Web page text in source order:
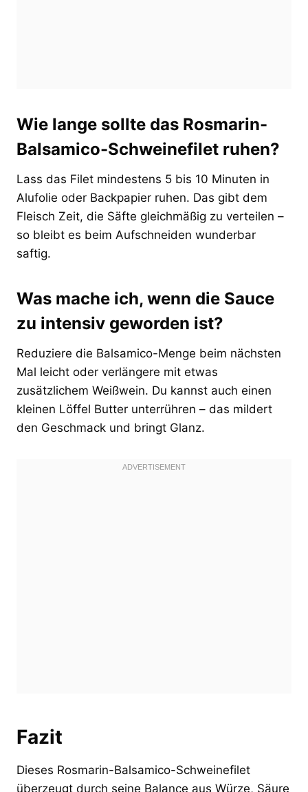
Wie lange sollte das Rosmarin-
Balsamico-Schweinefilet ruhen?
Lass das Filet mindestens 5 bis 10 Minuten in
Alufolie oder Backpapier ruhen. Das gibt dem
Fleisch Zeit, die Säfte gleichmäßig zu verteilen –
so bleibt es beim Aufschneiden wunderbar
saftig.
Was mache ich, wenn die Sauce
zu intensiv geworden ist?
Reduziere die Balsamico-Menge beim nächsten
Mal leicht oder verlängere mit etwas
zusätzlichem Weißwein. Du kannst auch einen
kleinen Löffel Butter unterrühren – das mildert
den Geschmack und bringt Glanz.
Fazit
Dieses Rosmarin-Balsamico-Schweinefilet
überzeugt durch seine Balance aus Würze, Säure